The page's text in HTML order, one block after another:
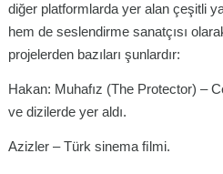
diğer platformlarda yer alan çeşitli
hem de seslendirme sanatçısı
projelerden bazıları şunlardır:
Hakan: Muhafız (The Protector) –
ve dizilerde yer aldı.
Azizler – Türk sinema ﬁlmi.